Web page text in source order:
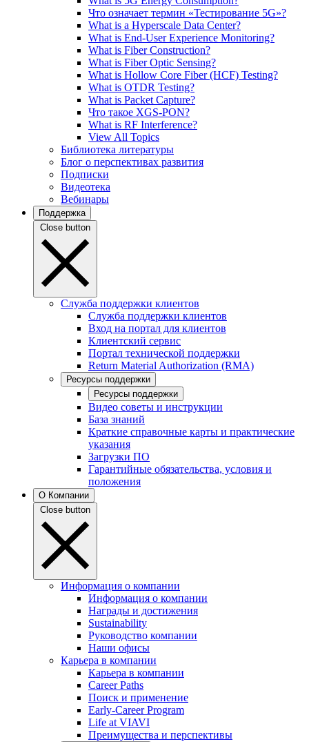
Что означает термин «Тестирование 5G»?
What is a Hyperscale Data Center?
What is End-User Experience Monitoring?
What is Fiber Construction?
What is Fiber Optic Sensing?
What is Hollow Core Fiber (HCF) Testing?
What is OTDR Testing?
What is Packet Capture?
Что такое XGS-PON?
What is RF Interference?
View All Topics
Библиотека литературы
Блог о перспективах развития
Подписки
Видеотека
Вебинары
Поддержка
Close button
Служба поддержки клиентов
Служба поддержки клиентов
Вход на портал для клиентов
Клиентский сервис
Портал технической поддержки
Return Material Authorization (RMA)
Ресурсы поддержки
Ресурсы поддержки
Видео советы и инструкции
База знаний
Краткие справочные карты и практические
указания
Загрузки ПО
Гарантийные обязательства, условия и
положения
О Компании
Close button
Информация о компании
Информация о компании
Награды и достижения
Sustainability
Руководство компании
Наши офисы
Карьера в компании
Карьера в компании
Career Paths
Поиск и применение
Early-Career Program
Life at VIAVI
Преимущества и перспективы